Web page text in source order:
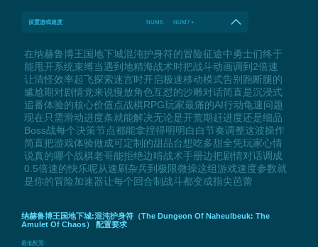
设置游戏速度 NUM6 - NUM7 +
在纳赫鲁博王国地下城混沌护身符的冒险征途中勇士们终于
能甩开系统束缚当遇到地精海战术时把战斗动画调到2倍速
让清怪效率起飞探索迷宫时开启极速移动模式告别跑断腿的
尴尬期对剧情党来说慢放角色互怼的沙雕对话简直是沉浸式
追番体验的核心价值点战棋RPG玩家最痛的AI行动龟速问题
现在只需滑动进度条就能解决无论是开荒期赶进度还是细品
Boss战每个决策节点都能拿捏得明明白白节奏调整这波操作
简直把游戏体验做成可定制的甜品台想吃多甜全凭玩家心情
说真的哪个战棋老哥能拒绝边啃战术手册边把剧情对话调成
0.5倍速的快乐呢从速刷杂兵到极限微操这组游戏速度参数就
是你的冒险加速器让每个回合制战斗都变成指尖芭蕾
纳赫鲁博王国地下城:混沌护身符（The Dungeon Of Naheulbeuk: The
Amulet Of Chaos） 配置要求
最低配置: